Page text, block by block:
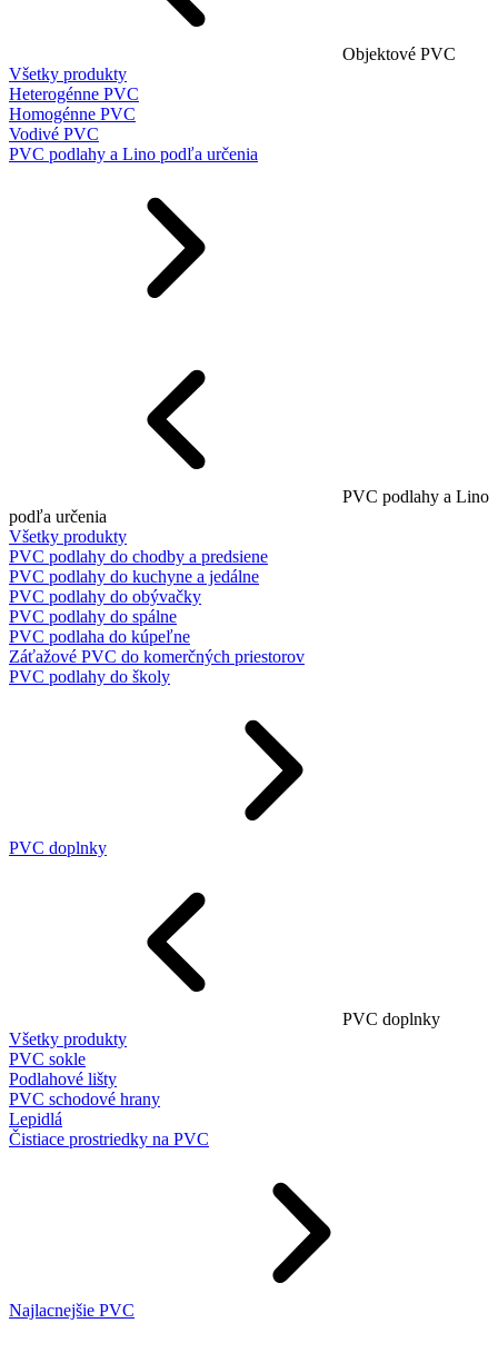
Objektové PVC
Všetky produkty
Heterogénne PVC
Homogénne PVC
Vodivé PVC
PVC podlahy a Lino podľa určenia
PVC podlahy a Lino
podľa určenia
Všetky produkty
PVC podlahy do chodby a predsiene
PVC podlahy do kuchyne a jedálne
PVC podlahy do obývačky
PVC podlahy do spálne
PVC podlaha do kúpeľne
Záťažové PVC do komerčných priestorov
PVC podlahy do školy
PVC doplnky
PVC doplnky
Všetky produkty
PVC sokle
Podlahové lišty
PVC schodové hrany
Lepidlá
Čistiace prostriedky na PVC
Najlacnejšie PVC